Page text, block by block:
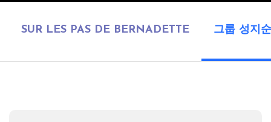
SUR LES PAS DE BERNADETTE 그룹 성지